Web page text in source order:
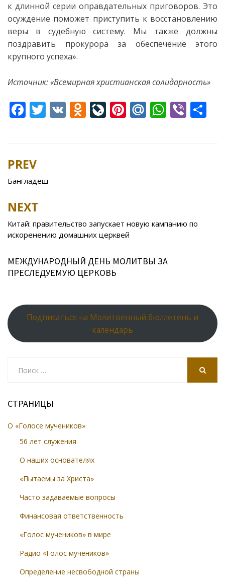
к длинной серии оправдательных приговоров. Это
осуждение поможет приступить к восстановлению
веры в судебную систему. Мы также должны
поздравить прокурора за обеспечение этого
крупного успеха».
Источник: «Всемирная христианская солидарность»
F
b
o
o
k
T V O
ni
ki
Li
al
Pi M W Vi
Post
navigation
PREV
Бангладеш
NEXT
Китай: правительство запускает новую кампанию по
искоренению домашних церквей
МЕЖДУНАРОДНЫЙ ДЕНЬ МОЛИТВЫ ЗА
ПРЕСЛЕДУЕМУЮ ЦЕРКОВЬ
Подписаться на Молитвенный бюллетень и
календарь
СТРАНИЦЫ
О «Голосе мучеников»
56 лет служения
О наших основателях
«Пытаемы за Христа»
Часто задаваемые вопросы
Финансовая ответственность
«Голос мучеников» в мире
Радио «Голос мучеников»
Определение несвободной страны